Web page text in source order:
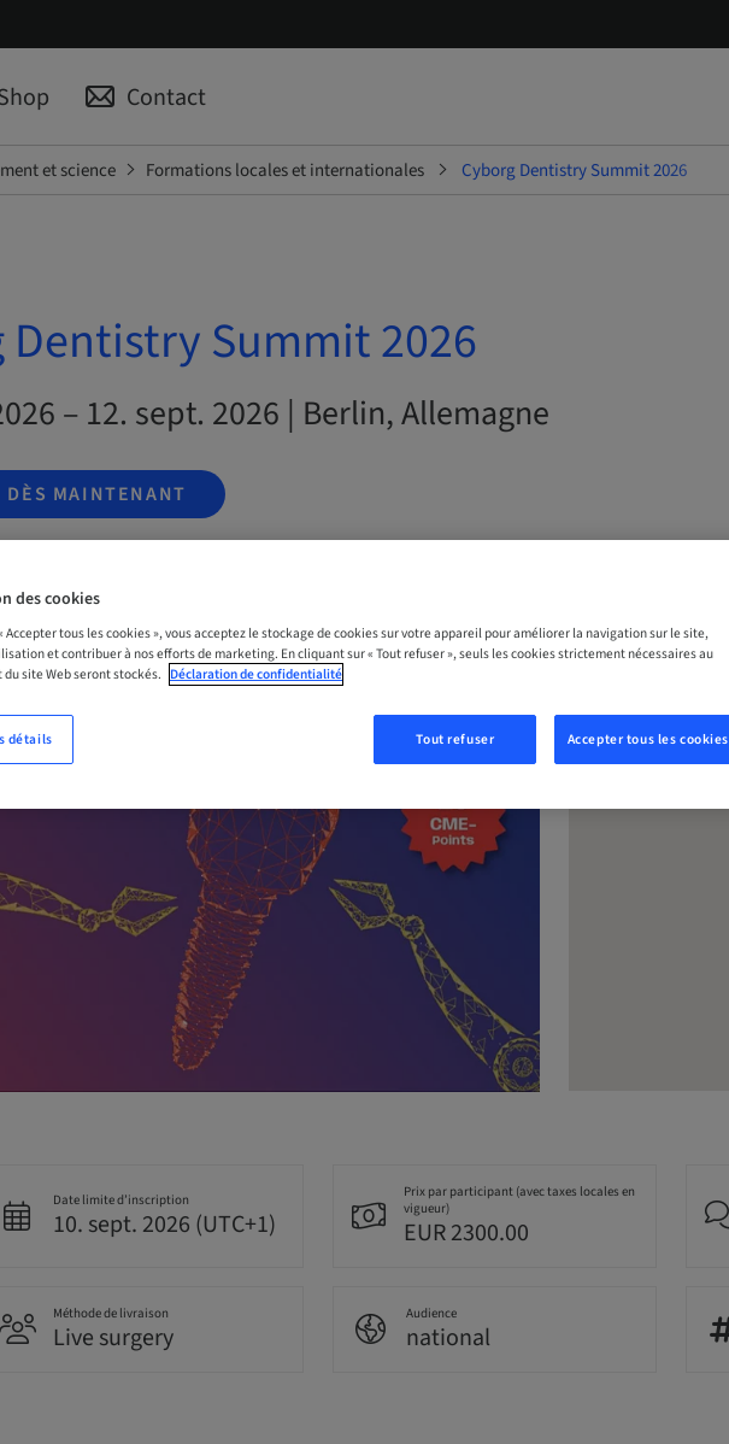
Contact
et science Formations locales et internationales Cyborg Dentistry Summit 2026
Dentistry Summit 2026
– 12. sept. 2026 | Berlin, Allemagne
DÈS MAINTENANT
Date limite d’inscription
10. sept. 2026 (UTC+1)
Prix par participant (avec taxes locales en
vigueur)
EUR 2300.00
Méthode de livraison
Live surgery
Audience
national
des cookies
Accepter tous les cookies », vous acceptez le stockage de cookies sur votre appareil pour améliorer la navigation sur le site,
et contribuer à nos efforts de marketing. En cliquant sur « Tout refuser », seuls les cookies strictement nécessaires au
site Web seront stockés. Déclaration de confidentialité
Tout refuser Accepter tous les cookies
détails